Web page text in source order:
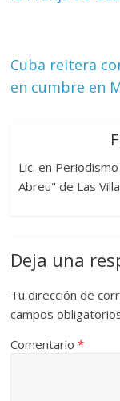
Cuba reitera
en cumbre en
Lic. en
Abreu" de Las
Deja una
Tu dirección de
campos
Comentario*